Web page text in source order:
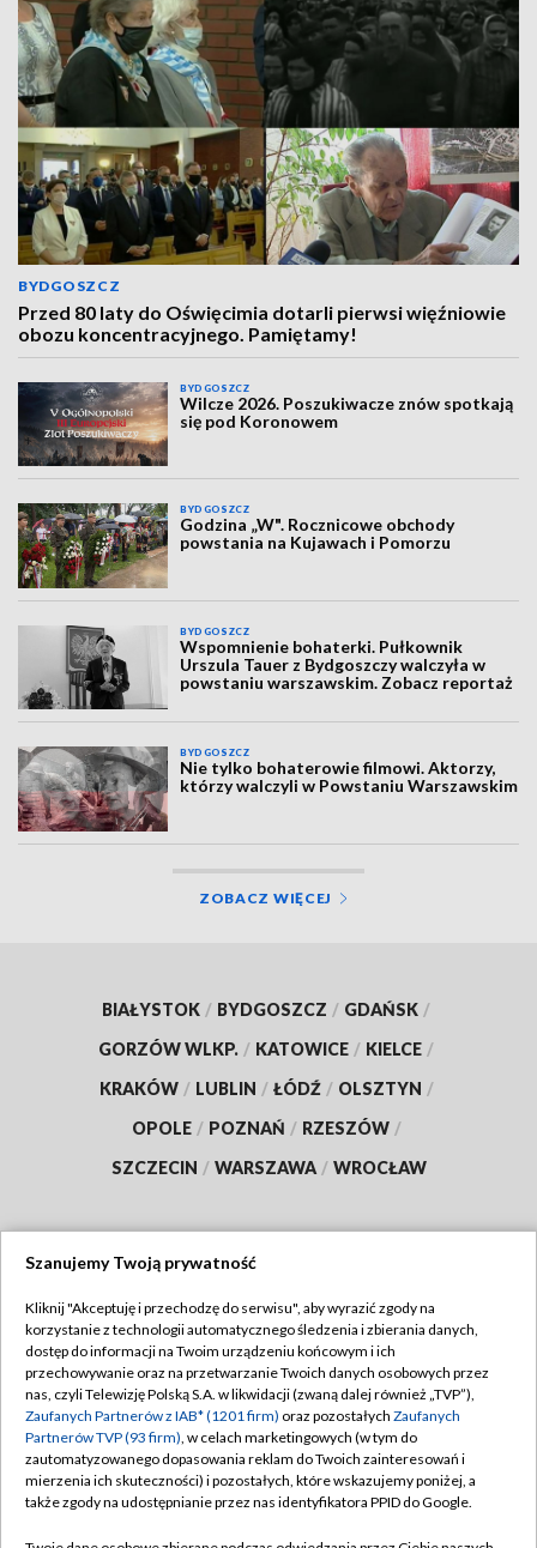
BYDGOSZCZ
Przed 80 laty do Oświęcimia dotarli pierwsi więźniowie
obozu koncentracyjnego. Pamiętamy!
BYDGOSZCZ
Wilcze 2026. Poszukiwacze znów spotkają
się pod Koronowem
BYDGOSZCZ
Godzina „W". Rocznicowe obchody
powstania na Kujawach i Pomorzu
BYDGOSZCZ
Wspomnienie bohaterki. Pułkownik
Urszula Tauer z Bydgoszczy walczyła w
powstaniu warszawskim. Zobacz reportaż
BYDGOSZCZ
Nie tylko bohaterowie filmowi. Aktorzy,
którzy walczyli w Powstaniu Warszawskim
ZOBACZ WIĘCEJ
BIAŁYSTOK / BYDGOSZCZ / GDAŃSK /
GORZÓW WLKP. / KATOWICE / KIELCE /
KRAKÓW / LUBLIN / ŁÓDŹ / OLSZTYN /
OPOLE / POZNAŃ / RZESZÓW /
SZCZECIN / WARSZAWA / WROCŁAW
TVP
Abonament TVP
Emisja w TVP
Centrum informacji TVP
Naziemna Telewizja Cyfrowa
Regulamin TVP
Polityka prywatności
Moje zgody
Pomoc
Szanujemy Twoją prywatność
Kliknij "Akceptuję i przechodzę do serwisu", aby wyrazić zgody na
korzystanie z technologii automatycznego śledzenia i zbierania danych,
dostęp do informacji na Twoim urządzeniu końcowym i ich
przechowywanie oraz na przetwarzanie Twoich danych osobowych przez
nas, czyli Telewizję Polską S.A. w likwidacji (zwaną dalej również „TVP”),
Zaufanych Partnerów z IAB* (1201 firm) oraz pozostałych Zaufanych
Partnerów TVP (93 firm), w celach marketingowych (w tym do
zautomatyzowanego dopasowania reklam do Twoich zainteresowań i
mierzenia ich skuteczności) i pozostałych, które wskazujemy poniżej, a
także zgody na udostępnianie przez nas identyfikatora PPID do Google.